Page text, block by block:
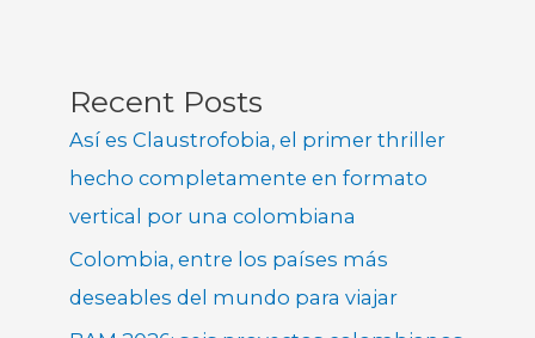
Recent Posts
Así es Claustrofobia, el primer thriller
hecho completamente en formato
vertical por una colombiana
Colombia, entre los países más
deseables del mundo para viajar